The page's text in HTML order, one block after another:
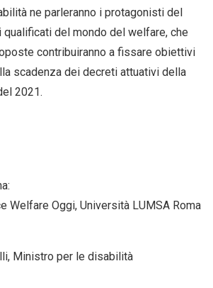
ne parleranno i protagonisti del
qualificati del mondo del welfare, che
contribuiranno a fissare obiettivi
scadenza dei decreti attuativi della
2021.
Welfare Oggi, Università LUMSA Roma
Ministro per le disabilità